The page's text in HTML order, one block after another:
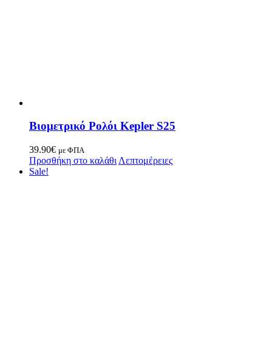
Βιομετρικό Ρολόι Kepler S25
39.90€ με ΦΠΑ
Προσθήκη στο καλάθι Λεπτομέρειες
Sale!